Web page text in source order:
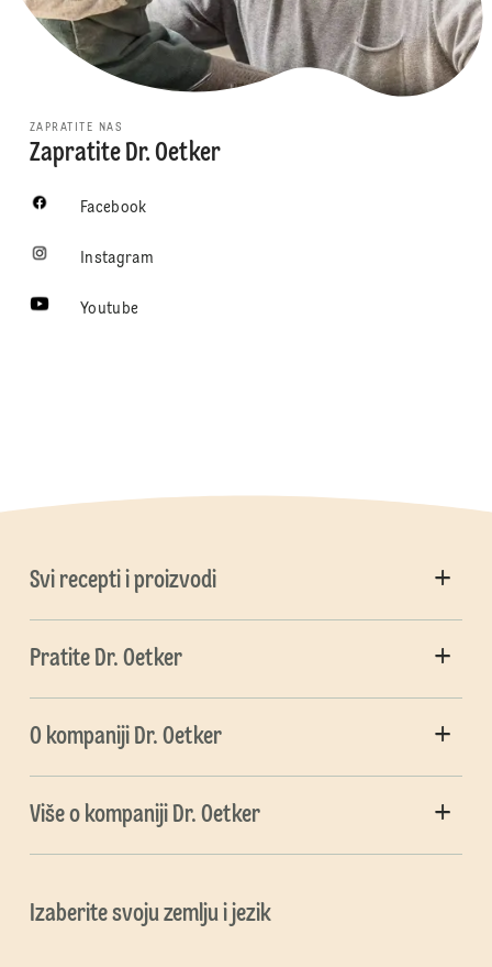
ZAPRATITE NAS
Zapratite Dr. Oetker
Facebook
Instagram
Youtube
Svi recepti i proizvodi
Pratite Dr. Oetker
O kompaniji Dr. Oetker
Više o kompaniji Dr. Oetker
Izaberite svoju zemlju i jezik